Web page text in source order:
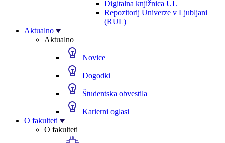
Digitalna knjižnica UL
Repozitorij Univerze v Ljubljani
(RUL)
Aktualno
Aktualno
Novice
Dogodki
Študentska obvestila
Karierni oglasi
O fakulteti
O fakulteti